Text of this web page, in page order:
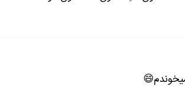
مي بردم بالا و پايين. کمرم مي رفت از چپ